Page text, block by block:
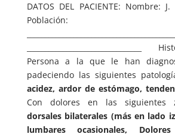
DATOS DEL PACIENTE: Nombre:
Población:
Persona a la que le han
padeciendo las siguientes
acidez, ardor de estómago,
Con dolores en las siguientes
dorsales bilaterales (más en lado
lumbares ocasionales,